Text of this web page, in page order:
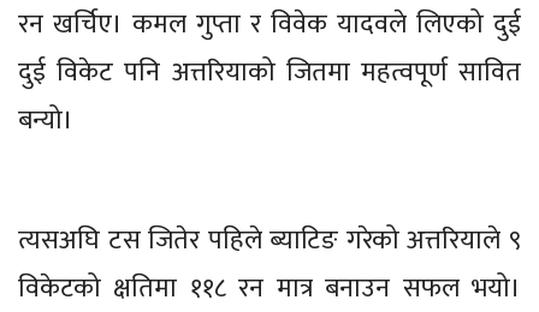
रन खर्चिए। कमल गुप्ता र विवेक यादवले लिएको दुई
दुई विकेट पनि अत्तरियाको जितमा महत्वपूर्ण सावित
बन्यो।
त्यसअघि टस जितेर पहिले ब्याटिङ गरेको अत्तरियाले ९
विकेटको क्षतिमा ११८ रन मात्र बनाउन सफल भयो।